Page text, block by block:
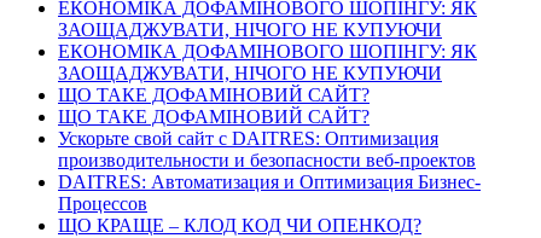
ЕКОНОМІКА ДОФАМІНОВОГО ШОПІНГУ: ЯК
ЗАОЩАДЖУВАТИ, НІЧОГО НЕ КУПУЮЧИ
ЕКОНОМІКА ДОФАМІНОВОГО ШОПІНГУ: ЯК
ЗАОЩАДЖУВАТИ, НІЧОГО НЕ КУПУЮЧИ
ЩО ТАКЕ ДОФАМІНОВИЙ САЙТ?
ЩО ТАКЕ ДОФАМІНОВИЙ САЙТ?
Ускорьте свой сайт с DAITRES: Оптимизация
производительности и безопасности веб-проектов
DAITRES: Автоматизация и Оптимизация Бизнес-
Процессов
ЩО КРАЩЕ – КЛОД КОД ЧИ ОПЕНКОД?